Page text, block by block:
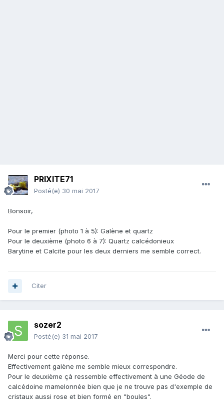
PRIXITE71
Posté(e) 30 mai 2017
Bonsoir,
Pour le premier (photo 1 à 5): Galène et quartz
Pour le deuxième (photo 6 à 7): Quartz calcédonieux
Barytine et Calcite pour les deux derniers me semble correct.
Citer
sozer2
Posté(e) 31 mai 2017
Merci pour cette réponse.
Effectivement galène me semble mieux correspondre.
Pour le deuxième çà ressemble effectivement à une Géode de
calcédoine mamelonnée bien que je ne trouve pas d'exemple de
cristaux aussi rose et bien formé en "boules".